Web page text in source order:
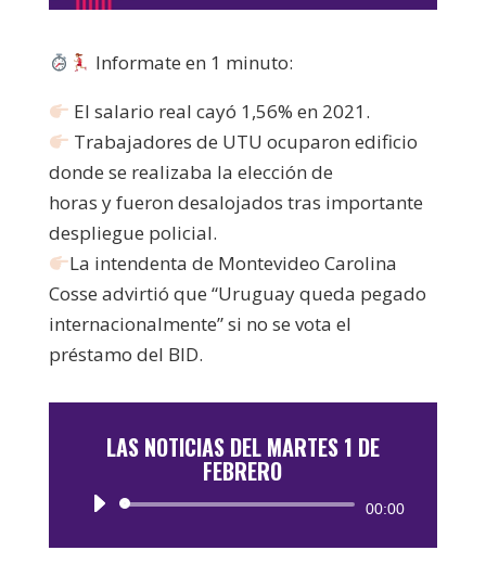
Informate en 1 minuto:
El salario real cayó 1,56% en 2021.
Trabajadores de UTU ocuparon edificio
donde se realizaba la elección de
horas y fueron desalojados tras importante
despliegue policial.
La intendenta de Montevideo Carolina
Cosse advirtió que “Uruguay queda pegado
internacionalmente” si no se vota el
préstamo del BID.
LAS NOTICIAS DEL MARTES 1 DE
FEBRERO
Reproductor
00:00